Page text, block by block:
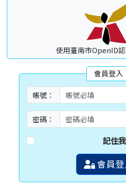
使用臺南市OpenID
會員登入
帳號：
密碼：
記住我
會員登